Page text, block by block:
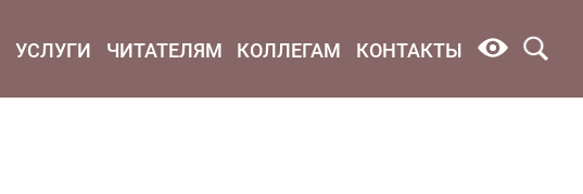
УСЛУГИ ЧИТАТЕЛЯМ КОЛЛЕГАМ КОНТАКТЫ